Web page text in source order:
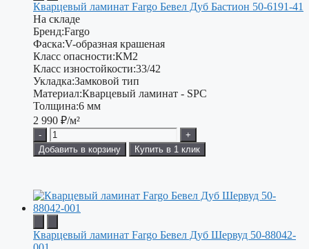
Кварцевый ламинат Fargo Бевел Дуб Бастион 50-6191-41
На складе
Бренд:Fargo
Фаска:V-образная крашеная
Класс опасности:КМ2
Класс изностойкости:33/42
Укладка:Замковой тип
Материал:Кварцевый ламинат - SPC
Толщина:6 мм
2 990 ₽/м²
-
+
Добавить в корзину
Купить в 1 клик
Кварцевый ламинат Fargo Бевел Дуб Шервуд 50-88042-